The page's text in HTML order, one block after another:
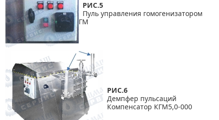
РИС.5
Пуль управления гомогенизатором
ГМ
РИС.6
Демпфер пульсаций
Компенсатор КГМ5,0-000